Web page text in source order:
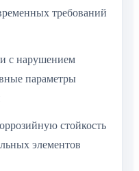
требований
с нарушением
параметры
стойкость
элементов